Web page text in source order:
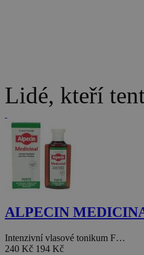
Lidé, kteří
ALPECIN
Intenzivní vlasové tonikum F…
240 Kč 194 Kč